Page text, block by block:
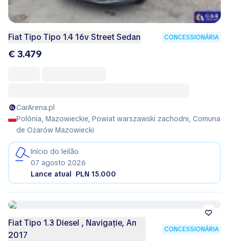
Fiat Tipo Tipo 1.4 16v Street Sedan CONCESSIONÁRIA
€ 3.479
CarArena.pl
Polónia, Mazowieckie, Powiat warszawski zachodni, Comuna
de Ożarów Mazowiecki
Início do leilão
07 agosto 2026
Lance atual PLN 15.000
Fiat Tipo 1.3 Diesel , Navigație, An
2017
CONCESSIONÁRIA